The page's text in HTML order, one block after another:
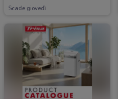
Scade giovedì